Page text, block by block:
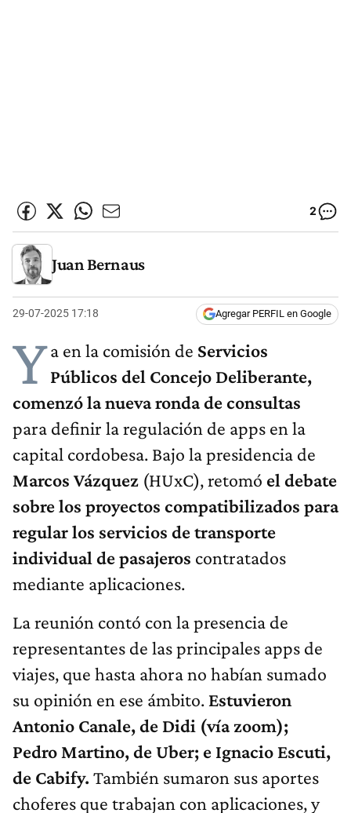
2
Juan Bernaus
29-07-2025 17:18 Agregar PERFIL en Google
Ya en la comisión de Servicios
Públicos del Concejo Deliberante,
comenzó la nueva ronda de consultas
para definir la regulación de apps en la
capital cordobesa. Bajo la presidencia de
Marcos Vázquez (HUxC), retomó el debate
sobre los proyectos compatibilizados para
regular los servicios de transporte
individual de pasajeros contratados
mediante aplicaciones.
La reunión contó con la presencia de
representantes de las principales apps de
viajes, que hasta ahora no habían sumado
su opinión en ese ámbito. Estuvieron
Antonio Canale, de Didi (vía zoom);
Pedro Martino, de Uber; e Ignacio Escuti,
de Cabify. También sumaron sus aportes
choferes que trabajan con aplicaciones, y